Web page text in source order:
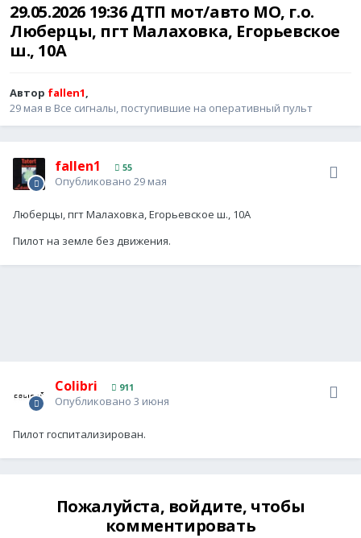
29.05.2026 19:36 ДТП мот/авто МО, г.о.
Люберцы, пгт Малаховка, Егорьевское
ш., 10А
Автор fallen1,
29 мая в Все сигналы, поступившие на оперативный пульт
fallen1 55
Опубликовано 29 мая
Люберцы, пгт Малаховка, Егорьевское ш., 10А
Пилот на земле без движения.
Colibri 911
Опубликовано 3 июня
Пилот госпитализирован.
Пожалуйста, войдите, чтобы
комментировать